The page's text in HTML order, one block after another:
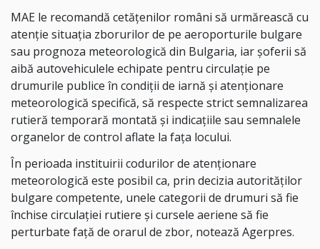
MAE le recomandă cetăţenilor români să urmărească cu
atenţie situaţia zborurilor de pe aeroporturile bulgare
sau prognoza meteorologică din Bulgaria, iar şoferii să
aibă autovehiculele echipate pentru circulaţie pe
drumurile publice în condiţii de iarnă şi atenţionare
meteorologică specifică, să respecte strict semnalizarea
rutieră temporară montată şi indicaţiile sau semnalele
organelor de control aflate la faţa locului.
În perioada instituirii codurilor de atenţionare
meteorologică este posibil ca, prin decizia autorităţilor
bulgare competente, unele categorii de drumuri să fie
închise circulaţiei rutiere şi cursele aeriene să fie
perturbate faţă de orarul de zbor, notează Agerpres.